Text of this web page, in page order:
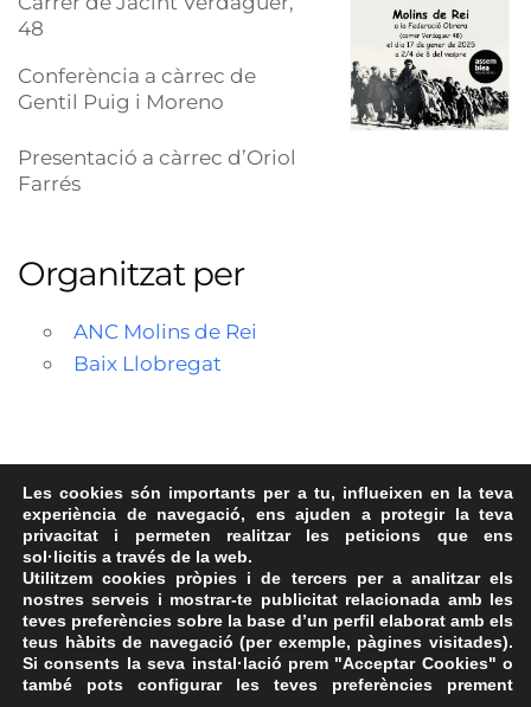
48
Conferència a càrrec de
Gentil Puig i Moreno
Presentació a càrrec d’Oriol
Farrés
Organitzat per
ANC Molins de Rei
Baix Llobregat
Descàrregues
MolinsdeRei_ExiliRepublicans
08/01/2025
Les cookies són importants per a tu, influeixen en la teva
experiència de navegació, ens ajuden a protegir la teva
privacitat i permeten realitzar les peticions que ens
sol·licitis a través de la web.
Utilitzem cookies pròpies i de tercers per a analitzar els
nostres serveis i mostrar-te publicitat relacionada amb les
teves preferències sobre la base d’un perfil elaborat amb els
teus hàbits de navegació (per exemple, pàgines visitades).
Si consents la seva instal·lació prem "Acceptar Cookies" o
també pots configurar les teves preferències prement